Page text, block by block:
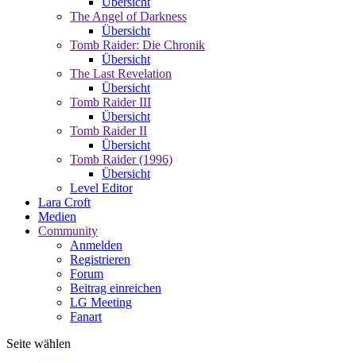
The Angel of Darkness
Übersicht
Tomb Raider: Die Chronik
Übersicht
The Last Revelation
Übersicht
Tomb Raider III
Übersicht
Tomb Raider II
Übersicht
Tomb Raider (1996)
Übersicht
Level Editor
Lara Croft
Medien
Community
Anmelden
Registrieren
Forum
Beitrag einreichen
LG Meeting
Fanart
Seite wählen